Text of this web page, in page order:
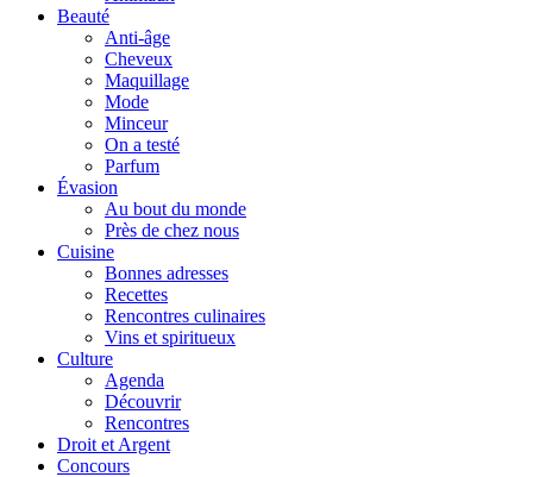
Beauté
Anti-âge
Cheveux
Maquillage
Mode
Minceur
On a testé
Parfum
Évasion
Au bout du monde
Près de chez nous
Cuisine
Bonnes adresses
Recettes
Rencontres culinaires
Vins et spiritueux
Culture
Agenda
Découvrir
Rencontres
Droit et Argent
Concours